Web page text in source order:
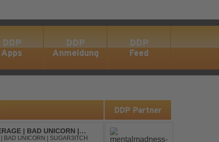
DDP
Apps
DDP
Anmeldung
DDP
Feed
| BAD UNICORN |
BAD UNICORN | SUGAR3ITCH
DDP Partner